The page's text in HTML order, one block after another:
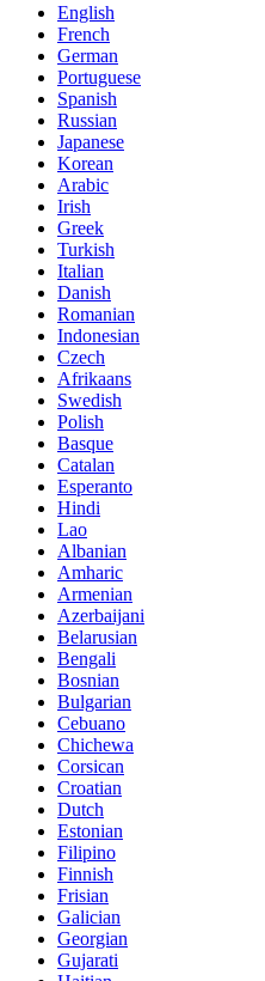
English
French
German
Portuguese
Spanish
Russian
Japanese
Korean
Arabic
Irish
Greek
Turkish
Italian
Danish
Romanian
Indonesian
Czech
Afrikaans
Swedish
Polish
Basque
Catalan
Esperanto
Hindi
Lao
Albanian
Amharic
Armenian
Azerbaijani
Belarusian
Bengali
Bosnian
Bulgarian
Cebuano
Chichewa
Corsican
Croatian
Dutch
Estonian
Filipino
Finnish
Frisian
Galician
Georgian
Gujarati